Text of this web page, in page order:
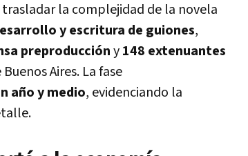
la complejidad de la novela
y escritura de guiones,
preproduccióny148 extenuantes
Aires. La fase
año y medio, evidenciando la